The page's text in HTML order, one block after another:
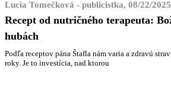
Lucia Tomečková - publicistka, 08/22/2025
Recept od nutričného terapeuta:
hubách
Podľa receptov pána Štafla nám varia a zdravú
roky. Je to investícia, nad ktorou